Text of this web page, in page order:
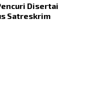
Disertai
Satreskrim